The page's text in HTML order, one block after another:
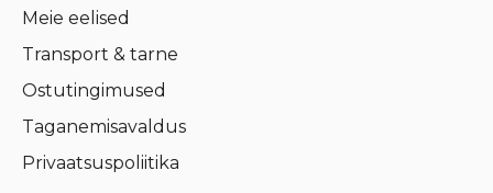
Meie eelised
Transport & tarne
Ostutingimused
Taganemisavaldus
Privaatsuspoliitika